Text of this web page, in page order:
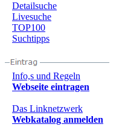
Detailsuche
Livesuche
TOP100
Suchtipps
Info,s und Regeln
Webseite eintragen
Das Linknetzwerk
Webkatalog anmelden